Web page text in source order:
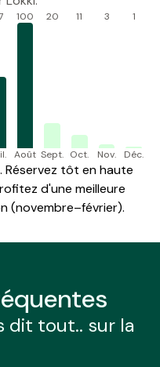
100
Août
20
Sept.
11
Oct.
3
Nov.
1
Déc.
Réservez tôt en haute
d'une meilleure
(novembre–février).
dit tout.. sur la